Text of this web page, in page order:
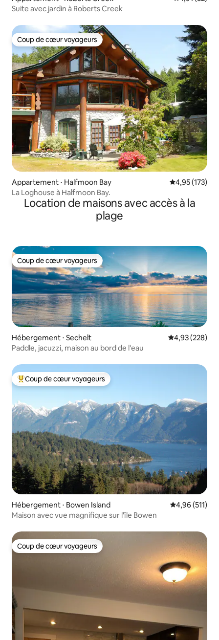
Suite avec jardin à Roberts Creek
Coup de cœur voyageurs
Coup de cœur voyageurs
Appartement ⋅ Halfmoon Bay Évaluation
4,95 (173)
La Loghouse à Halfmoon Bay.
Location de maisons avec accès à la
plage
Coup de cœur voyageurs
Coup de cœur voyageurs
Hébergement ⋅ Sechelt Évaluation
4,93 (228)
Paddle, jacuzzi, maison au bord de l'eau
Coups de cœur voyageurs les plus appréciés
Coup de cœur voyageurs
Hébergement ⋅ Bowen Island Évaluation
4,96 (511)
Maison avec vue magnifique sur l'île Bowen
Coup de cœur voyageurs
Coup de cœur voyageurs